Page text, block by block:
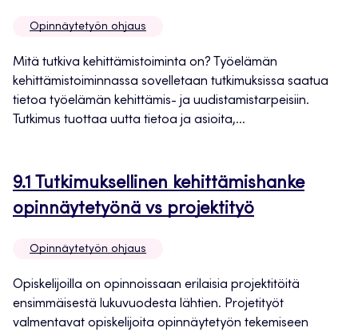
Opinnäytetyön ohjaus
Mitä tutkiva kehittämistoiminta on? Työelämän
kehittämistoiminnassa sovelletaan tutkimuksissa saatua
tietoa työelämän kehittämis- ja uudistamistarpeisiin.
Tutkimus tuottaa uutta tietoa ja asioita,...
9.1 Tutkimuksellinen kehittämishanke
opinnäytetyönä vs projektityöAvautuu
Opinnäytetyön ohjaus
Opiskelijoilla on opinnoissaan erilaisia projektitöitä
ensimmäisestä lukuvuodesta lähtien. Projetityöt
valmentavat opiskelijoita opinnäytetyön tekemiseen